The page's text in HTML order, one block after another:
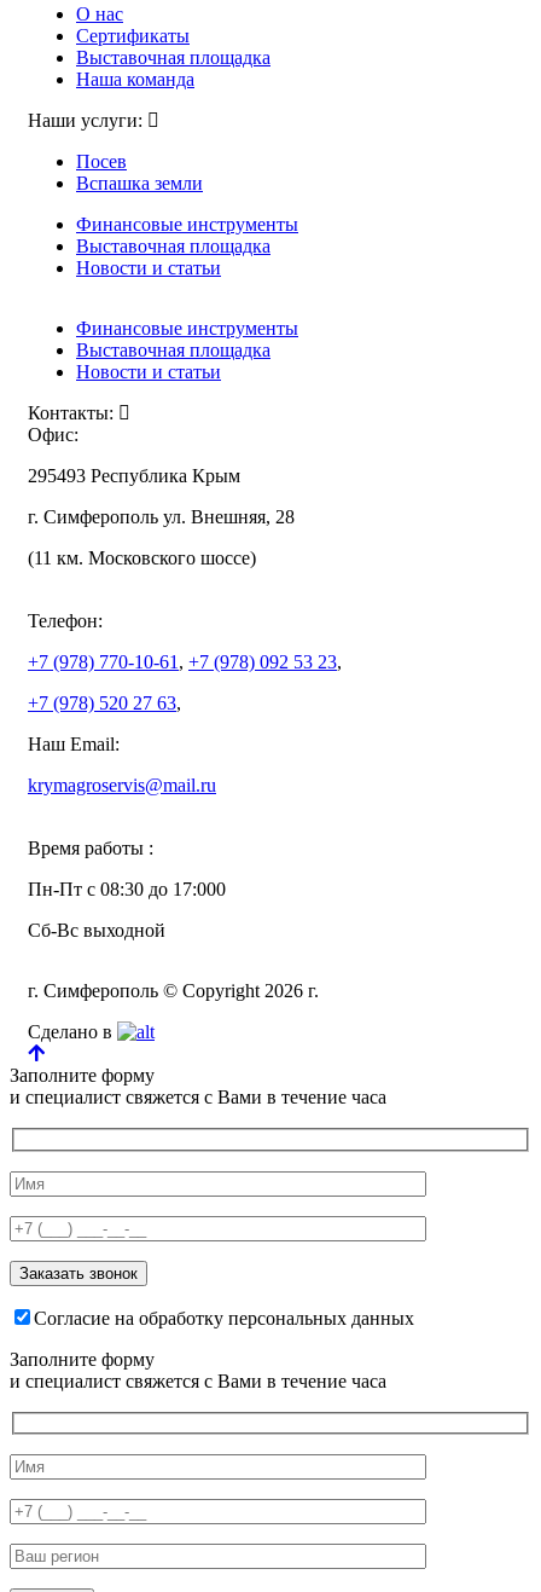
О нас
Сертификаты
Выставочная площадка
Наша команда
Наши услуги:
Посев
Вспашка земли
Финансовые инструменты
Выставочная площадка
Новости и статьи
Финансовые инструменты
Выставочная площадка
Новости и статьи
Контакты:
Офис:
295493 Республика Крым
г. Симферополь ул. Внешняя, 28
(11 км. Московского шоссе)
Телефон:
+7 (978) 770-10-61 , +7 (978) 092 53 23,
+7 (978) 520 27 63,
Наш Email:
krymagroservis@mail.ru
Время работы :
Пн-Пт с 08:30 до 17:000
Сб-Вс выходной
г. Симферополь © Copyright 2026 г.
Сделано в
Заполните форму
и специалист свяжется с Вами в течение часа
Согласие на обработку персональных данных
Заполните форму
и специалист свяжется с Вами в течение часа